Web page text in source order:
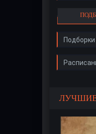
Подборки